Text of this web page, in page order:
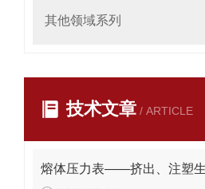
其他领域系列
技术文章 / ARTICLE